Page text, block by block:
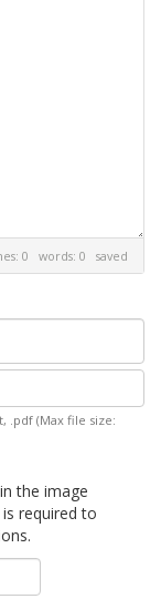
0 words: 0 saved
.pdf (Max file size:
the image
required to